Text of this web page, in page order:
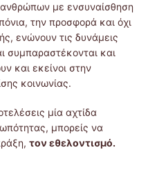
με ενσυναίσθηση
την προσφορά και όχι
ενώνουν τις δυνάμεις
συμπαραστέκονται και
και εκείνοι στην
κοινωνίας.
μία αχτίδα
μπορείς να
τον εθελοντισμό.